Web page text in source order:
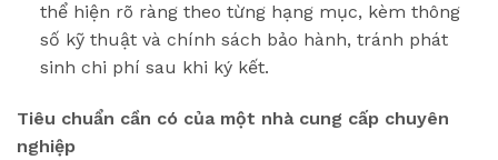
thể hiện rõ ràng theo từng hạng mục, kèm thông
số kỹ thuật và chính sách bảo hành, tránh phát
sinh chi phí sau khi ký kết.
Tiêu chuẩn cần có của một nhà cung cấp chuyên
nghiệp